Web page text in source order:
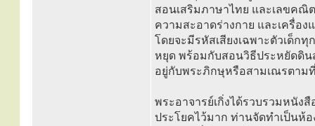
สอนเสริมภาษาไทย และเลขคณิ
ความสะอาดร่างกาย และเครื่อ
โดยจะมีรหัสเสียงเฉพาะตัวเด็ก
หยุด พร้อมกับสอนวิธีประหยัดดิน
อยู่กับพระภิกษุหรือสามเณรตามที่
พระอาจารย์เกิ่งได้รวบรวมหนัง
ประโยคไว้มาก ท่านจัดทำเป็นห้